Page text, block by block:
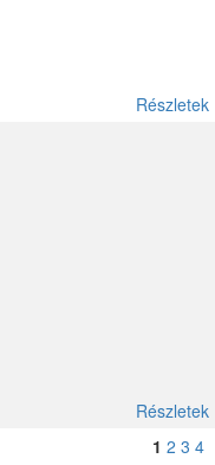
Részletek
Részletek
1 2 3 4